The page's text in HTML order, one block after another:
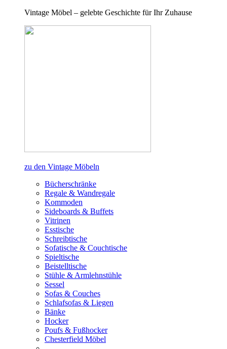
Vintage Möbel – gelebte Geschichte für Ihr Zuhause
zu den Vintage Möbeln
Bücherschränke
Regale & Wandregale
Kommoden
Sideboards & Buffets
Vitrinen
Esstische
Schreibtische
Sofatische & Couchtische
Spieltische
Beistelltische
Stühle & Armlehnstühle
Sessel
Sofas & Couches
Schlafsofas & Liegen
Bänke
Hocker
Poufs & Fußhocker
Chesterfield Möbel